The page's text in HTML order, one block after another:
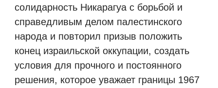
солидарность Никарагуа с борьбой и
справедливым делом палестинского
народа и повторил призыв положить
конец израильской оккупации, создать
условия для прочного и постоянного
решения, которое уважает границы 1967